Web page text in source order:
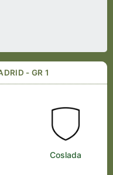
- GR 1
Coslada